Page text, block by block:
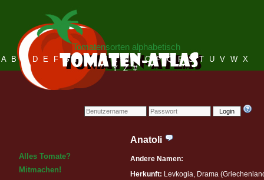
Login
Tomatensorten alphabetisch
A B C D E F G H I J K L M N O P Q R S T U V W X
Y Z #
Alles Tomate?
Mitmachen!
Anatoli
Andere Namen:
Herkunft: Levkogia, Drama